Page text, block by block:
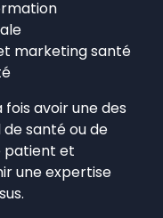
marketing santé
avoir une des
santé ou de
patient et
une expertise